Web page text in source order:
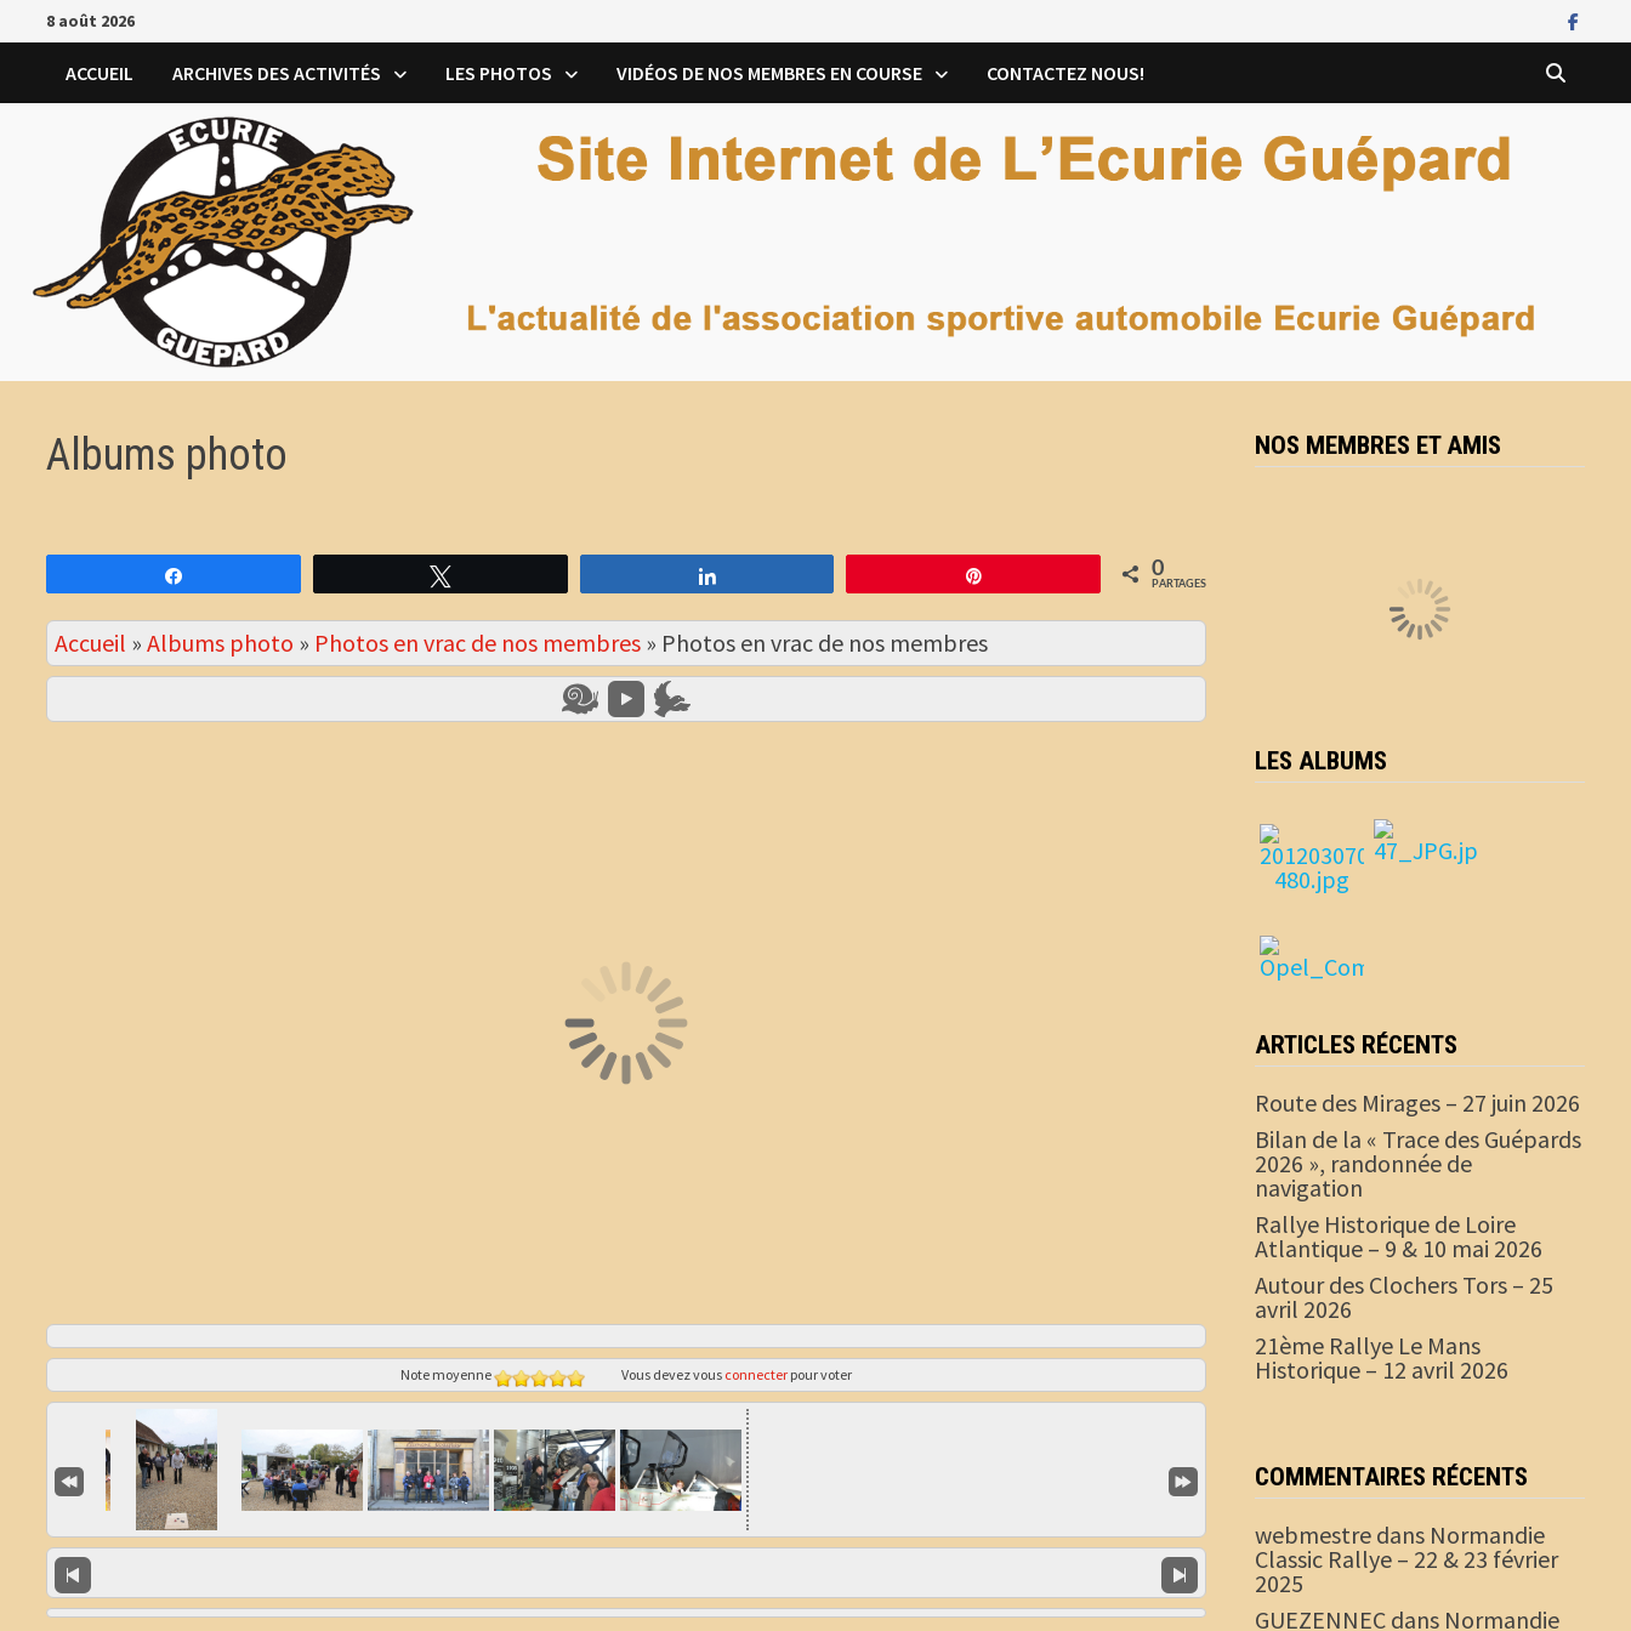
Passer
au
8 août 2026
ACCUEIL ARCHIVES DES ACTIVITÉS LES PHOTOS VIDÉOS DE NOS MEMBRES EN COURSE CONTACTEZ NOUS!
Albums photo
0
PARTAGES
Accueil »Albums photo » Photos en vrac de nos membres » Photos en vrac de nos membres
Note moyenne Vous devez vous connecter pour voter
NOS MEMBRES ET AMIS
LES ALBUMS
ARTICLES RÉCENTS
Route des Mirages – 27 juin 2026
Bilan de la « Trace des Guépards
2026 », randonnée de
navigation
Rallye Historique de Loire
Atlantique – 9 & 10 mai 2026
Autour des Clochers Tors – 25
avril 2026
21ème Rallye Le Mans
Historique – 12 avril 2026
COMMENTAIRES RÉCENTS
webmestre dans Normandie
Classic Rallye – 22 & 23 février
2025
GUEZENNEC dans Normandie